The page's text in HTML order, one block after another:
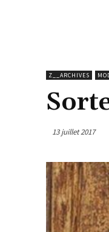
Z__ARCHIVES
13 juillet 2017